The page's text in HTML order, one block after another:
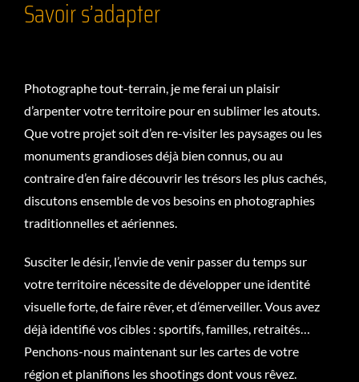
Savoir s’adapter
Photographe tout-terrain, je me ferai un plaisir
d’arpenter votre territoire pour en sublimer les atouts.
Que votre projet soit d’en re-visiter les paysages ou les
monuments grandioses déjà bien connus, ou au
contraire d’en faire découvrir les trésors les plus cachés,
discutons ensemble de vos besoins en photographies
traditionnelles et aériennes.
Susciter le désir, l’envie de venir passer du temps sur
votre territoire nécessite de développer une identité
visuelle forte, de faire rêver, et d’émerveiller. Vous avez
déjà identifié vos cibles : sportifs, familles, retraités…
Penchons-nous maintenant sur les cartes de votre
région et planifions les shootings dont vous rêvez.